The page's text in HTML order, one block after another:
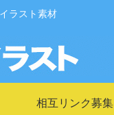
ラスト素材
相互リンク募集